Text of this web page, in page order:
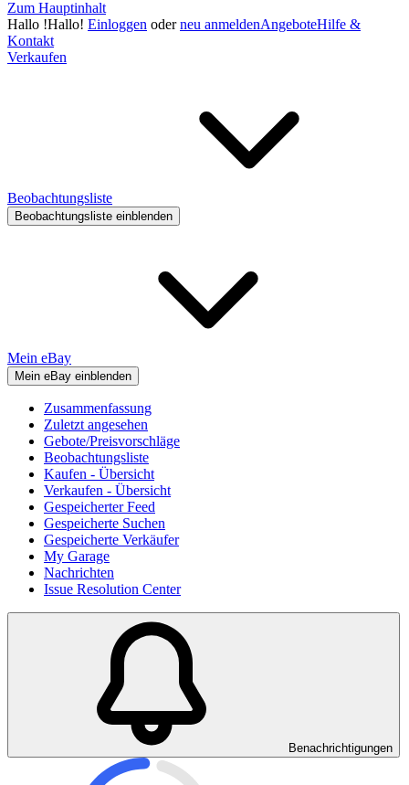
Zum Hauptinhalt
Hallo !Hallo! Einloggen oderneu anmeldenAngeboteHilfe &
Kontakt
Verkaufen
Beobachtungsliste
Beobachtungsliste einblenden
Mein eBay
Mein eBay einblenden
Zusammenfassung
Zuletzt angesehen
Gebote/Preisvorschläge
Beobachtungsliste
Kaufen - Übersicht
Verkaufen - Übersicht
Gespeicherter Feed
Gespeicherte Suchen
Gespeicherte Verkäufer
My Garage
Nachrichten
Issue Resolution Center
Benachrichtigungen